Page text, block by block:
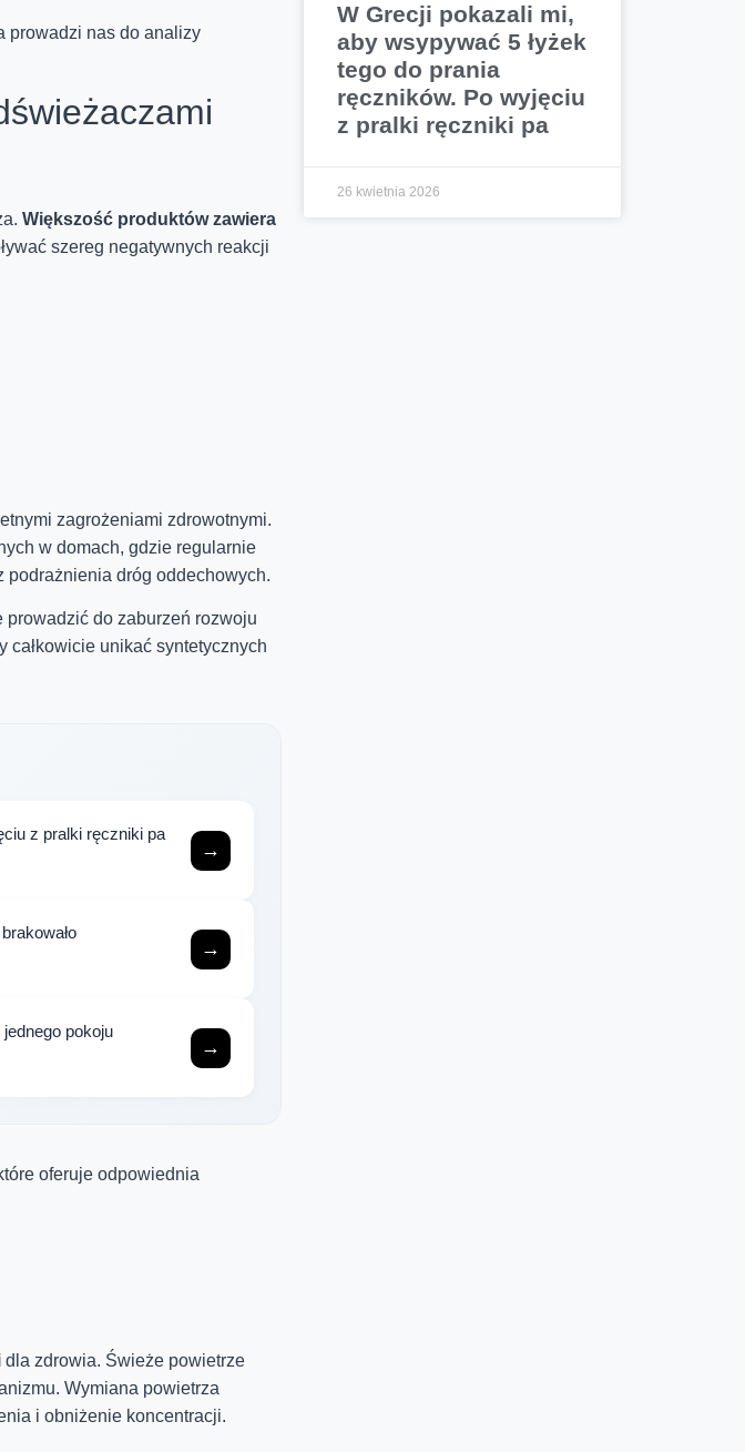
W Grecji pokazali mi,
aby wsypywać 5 łyżek
tego do prania
ręczników. Po wyjęciu
z pralki ręczniki pa
26 kwietnia 2026
prowadzi nas do analizy
Większość produktów zawiera
szereg negatywnych reakcji
zagrożeniami zdrowotnymi.
w domach, gdzie regularnie
podrażnienia dróg oddechowych.
prowadzić do zaburzeń rozwoju
całkowicie unikać syntetycznych
z pralki ręczniki pa
→
→
pokoju
→
oferuje odpowiednia
dla zdrowia. Świeże powietrze
Wymiana powietrza
i obniżenie koncentracji.